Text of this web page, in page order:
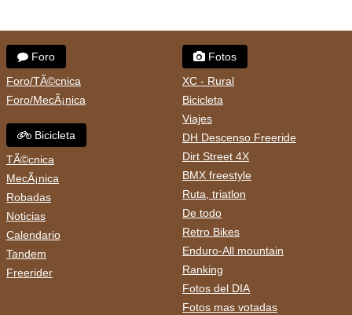
Foro
Foro/TÃ©cnica
Foro/MecÃ¡nica
Bicicleta
TÃ©cnica
MecÃ¡nica
Robadas
Noticias
Calendario
Tandem
Freerider
Fotos
XC - Rural
Bicicleta
Viajes
DH Descenso Freeride
Dirt Street 4X
BMX freestyle
Ruta, triatlon
De todo
Retro Bikes
Enduro-All mountain
Ranking
Fotos del DIA
Fotos mas votadas